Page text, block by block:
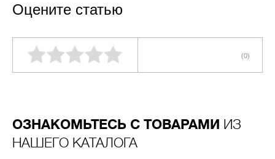
Оцените статью
(0)
ОЗНАКОМЬТЕСЬ С ТОВАРАМИ ИЗ
НАШЕГО КАТАЛОГА